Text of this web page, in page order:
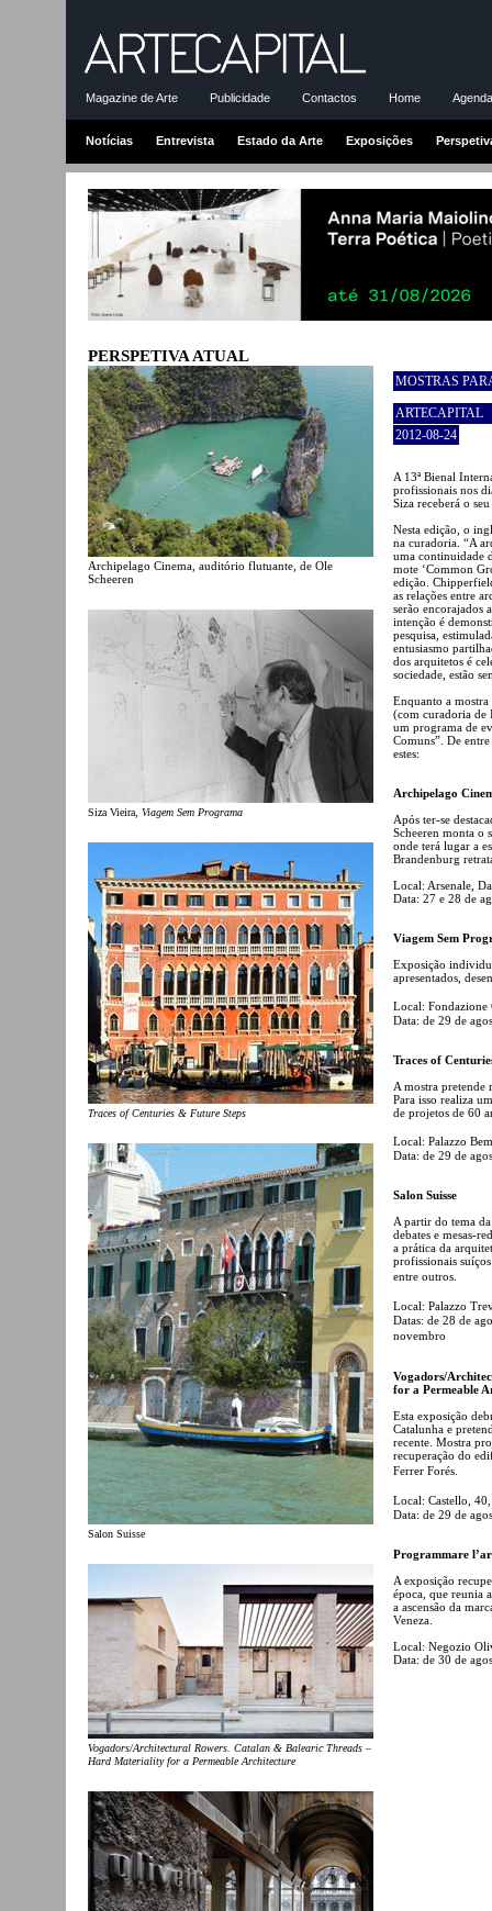
Magazine de Arte Publicidade Contactos Home
Notícias Entrevista Estado da Arte Exposições
PERSPETIVA ATUAL
Archipelago Cinema, auditório flutuante, de Ole
Scheeren
Siza Vieira, Viagem Sem Programa
Traces of Centuries & Future Steps
Salon Suisse
Vogadors/Architectural Rowers. Catalan & Balearic Threads –
Hard Materiality for a Permeable Architecture
MOSTRAS
ARTECAPITAL
2012-08-24
A 13ª Bienal
profissionais nos
Siza receberá o
Nesta edição, o
na curadoria. “A
uma continuidade
mote ‘Common
edição.
as relações entre
serão encorajados
intenção é
pesquisa,
entusiasmo
dos arquitetos é
sociedade, estão
Enquanto a
(com curadoria de
um programa de
Comuns”. De
estes:
Archipelago
Após ter-se
Scheeren monta o
onde terá lugar a
Brandenburg
Local: Arsenale,
Data: 27 e 28 de
Viagem Sem
Exposição
apresentados,
Local: Fondazione
Data: de 29 de
Traces of
A mostra pretende
Para isso realiza
de projetos de 60
Local: Palazzo
Data: de 29 de
Salon Suisse
A partir do tema
debates e mesas-
a prática da
profissionais
entre outros.
Local: Palazzo
Datas: de 28 de
novembro
Vogadors/
for a Permeable
Esta exposição
Catalunha e
recente. Mostra
recuperação do
Ferrer Forés.
Local: Castello,
Data: de 29 de
Programmare
A exposição
época, que reunia
a ascensão da
Veneza.
Local: Negozio
Data: de 30 de